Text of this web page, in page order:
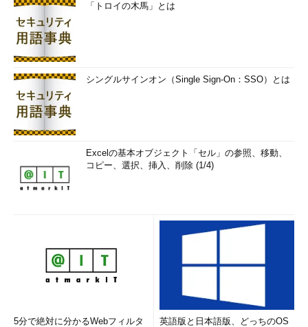
「トロイの木馬」とは
シングルサインオン（Single Sign-On：SSO）とは
Excelの基本オブジェクト「セル」の参照、移動、
コピー、選択、挿入、削除 (1/4)
5分で絶対に分かるWebフィルタ
英語版と日本語版、どっちのOS